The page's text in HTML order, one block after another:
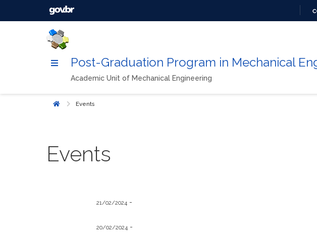
Post-Graduation Program in Mechanical
Academic Unit of Mechanical Engineering
Início Events
Events
21/02/2024 -
20/02/2024 -